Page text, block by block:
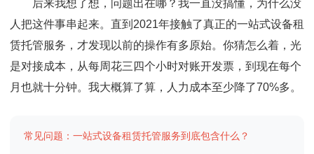
后来我想了想，问题出在哪？我一直没搞懂，为什么没
人把这件事串起来。直到2021年接触了真正的一站式设备租
赁托管服务，才发现以前的操作有多原始。你猜怎么着，光
是对接成本，从每周花三四个小时对账开发票，到现在每个
月也就十分钟。我大概算了算，人力成本至少降了70%多。
常见问题：一站式设备租赁托管服务到底包含什么？